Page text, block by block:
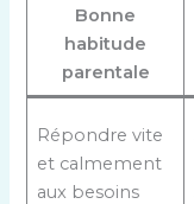
Bonne
habitude
parentale
Répondre vite
et calmement
aux besoins